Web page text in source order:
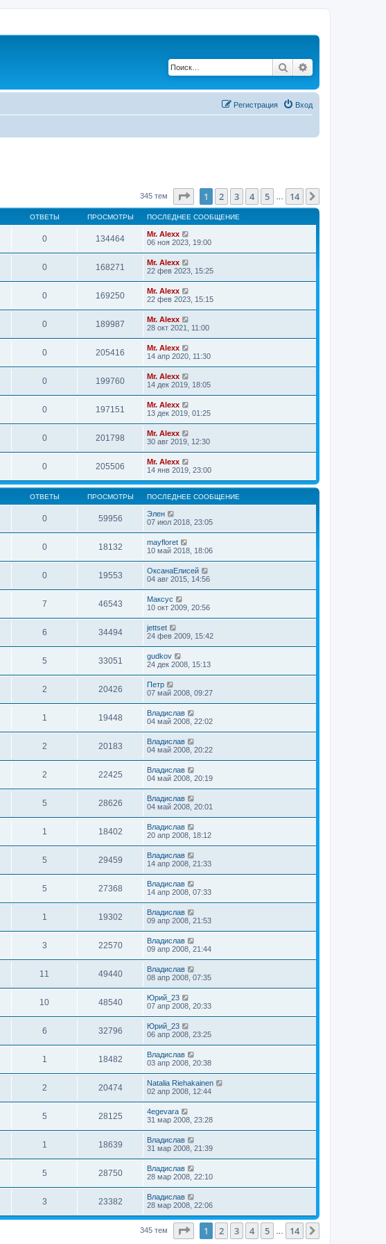
Поиск
Вход
Регистрация
345 тем Страница1 из 14
1 2 3 4 5 14
ОТВЕТЫ ПРОСМОТРЫ ПОСЛЕДНЕЕ СООБЩЕНИЕ
0 134464
Mr. Alexx
06 ноя 2023, 19:00
0 168271
Mr. Alexx
22 фев 2023, 15:25
0 169250
Mr. Alexx
22 фев 2023, 15:15
0 189987
Mr. Alexx
28 окт 2021, 11:00
0 205416
Mr. Alexx
14 апр 2020, 11:30
0 199760
Mr. Alexx
14 дек 2019, 18:05
0 197151
Mr. Alexx
13 дек 2019, 01:25
0 201798
Mr. Alexx
30 авг 2019, 12:30
0 205506
Mr. Alexx
14 янв 2019, 23:00
ОТВЕТЫ ПРОСМОТРЫ ПОСЛЕДНЕЕ СООБЩЕНИЕ
0 59956
Элен
07 июл 2018, 23:05
0 18132
mayfloret
10 май 2018, 18:06
0 19553
ОксанаЕлисей
04 авг 2015, 14:56
7 46543
Максус
10 окт 2009, 20:56
6 34494
jettset
24 фев 2009, 15:42
5 33051
gudkov
24 дек 2008, 15:13
2 20426
Петр
07 май 2008, 09:27
1 19448
Владислав
04 май 2008, 22:02
2 20183
Владислав
04 май 2008, 20:22
2 22425
Владислав
04 май 2008, 20:19
5 28626
Владислав
04 май 2008, 20:01
1 18402
Владислав
20 апр 2008, 18:12
5 29459
Владислав
14 апр 2008, 21:33
5 27368
Владислав
14 апр 2008, 07:33
1 19302
Владислав
09 апр 2008, 21:53
3 22570
Владислав
09 апр 2008, 21:44
11 49440
Владислав
08 апр 2008, 07:35
10 48540
Юрий_23
07 апр 2008, 20:33
6 32796
Юрий_23
06 апр 2008, 23:25
1 18482
Владислав
03 апр 2008, 20:38
2 20474
Natalia Riehakainen
02 апр 2008, 12:44
5 28125
4egevara
31 мар 2008, 23:28
1 18639
Владислав
31 мар 2008, 21:39
5 28750
Владислав
28 мар 2008, 22:10
3 23382
Владислав
28 мар 2008, 22:06
345 тем Страница1 из 14
1 2 3 4 5 14